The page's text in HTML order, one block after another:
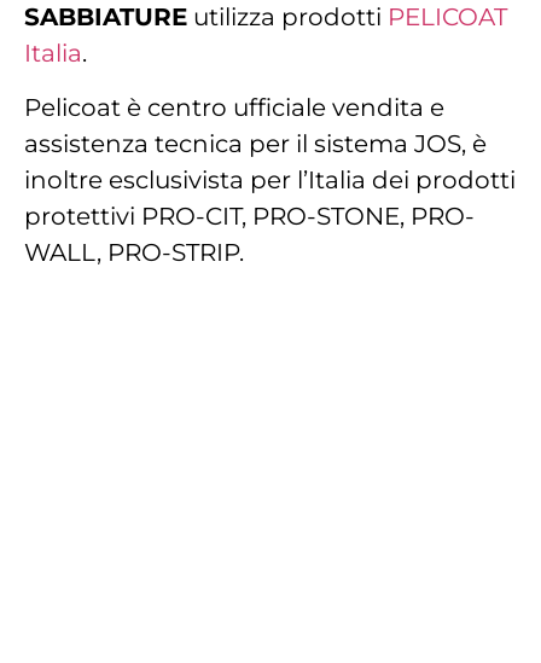
SABBIATURE utilizza prodotti PELICOAT
Italia.
Pelicoat è centro ufficiale vendita e
assistenza tecnica per il sistema JOS, è
inoltre esclusivista per l’Italia dei prodotti
protettivi PRO-CIT, PRO-STONE, PRO-
WALL, PRO-STRIP.